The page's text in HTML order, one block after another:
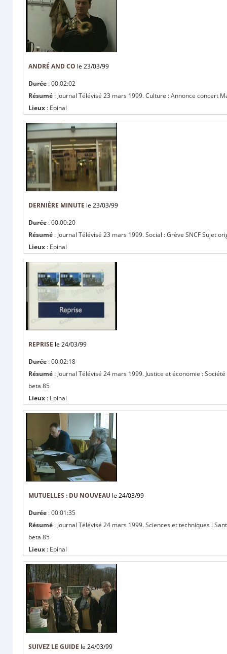
ANDRÉ AND CO le 23/03/99
Durée : 00:02:02
Résumé : Journal Télévisé 23 mars 1999. Culture : Annonce concert
Lieux : Epinal
DERNIÈRE MINUTE le 23/03/99
Durée : 00:00:20
Résumé : Journal Télévisé 23 mars 1999. Social : Grève SNCF Sujet
Lieux : Epinal
REPRISE le 24/03/99
Durée : 00:02:18
Résumé : Journal Télévisé 24 mars 1999. Justice et économie :
beta 85
Lieux : Epinal
MUTUELLES : DU NOUVEAU le 24/03/99
Durée : 00:01:35
Résumé : Journal Télévisé 24 mars 1999. Sciences et techniques :
beta 85
Lieux : Epinal
SUIVEZ LE GUIDE le 24/03/99